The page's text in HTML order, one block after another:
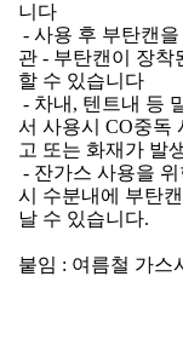
니다
- 사용 후 부탄캔
관 - 부탄캔이 장
할 수 있습니다
- 차내, 텐트내 등
서 사용시 CO중독
고 또는 화재가 발
- 잔가스 사용을
시 수분내에 부탄
날 수 있습니다.
붙임 : 여름철 가스